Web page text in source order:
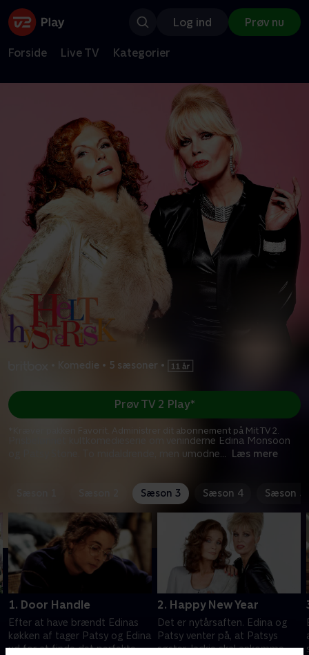
Log ind Prøv nu
Forside Live TV Kategorier
Komedie • 5 sæsoner •
Prisbelønnet kultkomedieserie om veninderne Edina Monsoon
og Patsy Stone. To midaldrende, men umodne... Læs mere
Prøv TV 2 Play*
*Kræver pakken Favorit. Administrer dit abonnement på Mit TV 2.
Sæson 3 Sæson 4 Sæson 5
1. Door Handle
Efter at have brændt Edinas
køkken af tager Patsy og Edina
ud for at finde det perfekte
2. Happy New Year
Det er nytårsaften. Edina og
Patsy venter på, at Patsys
søster Jackie skal ankomme,